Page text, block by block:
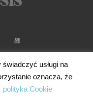
usługi na
oznacza, że
polityka Cookie